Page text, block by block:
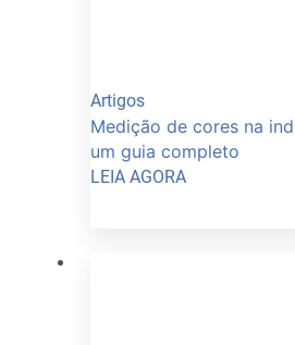
Artigos
Medição de cores na
um guia completo
LEIA AGORA